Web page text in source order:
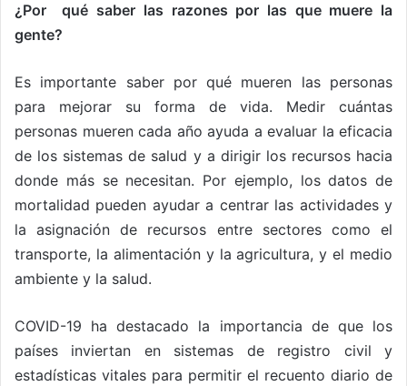
¿Por qué saber las razones por las que muere la
gente?
Es importante saber por qué mueren las personas
para mejorar su forma de vida. Medir cuántas
personas mueren cada año ayuda a evaluar la eficacia
de los sistemas de salud y a dirigir los recursos hacia
donde más se necesitan. Por ejemplo, los datos de
mortalidad pueden ayudar a centrar las actividades y
la asignación de recursos entre sectores como el
transporte, la alimentación y la agricultura, y el medio
ambiente y la salud.
COVID-19 ha destacado la importancia de que los
países inviertan en sistemas de registro civil y
estadísticas vitales para permitir el recuento diario de